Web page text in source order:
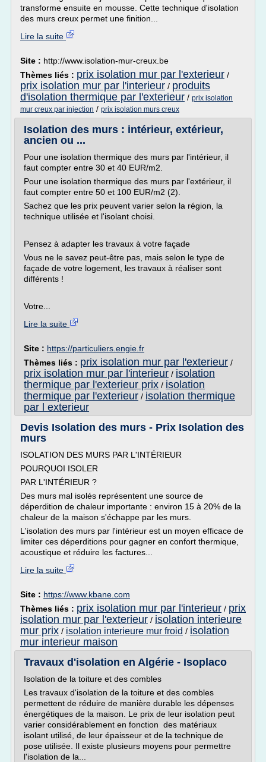
transforme ensuite en mousse. Cette technique d'isolation
des murs creux permet une finition...
Lire la suite
Site : http://www.isolation-mur-creux.be
Thèmes liés : prix isolation mur par l'exterieur /
prix isolation mur par l'interieur / produits
d'isolation thermique par l'exterieur / prix isolation
mur creux par injection / prix isolation murs creux
Isolation des murs : intérieur, extérieur,
ancien ou ...
Pour une isolation thermique des murs par l'intérieur, il
faut compter entre 30 et 40 EUR/m2.
Pour une isolation thermique des murs par l'extérieur, il
faut compter entre 50 et 100 EUR/m2 (2).
Sachez que les prix peuvent varier selon la région, la
technique utilisée et l'isolant choisi.
Pensez à adapter les travaux à votre façade
Vous ne le savez peut-être pas, mais selon le type de
façade de votre logement, les travaux à réaliser sont
différents !
Votre...
Lire la suite
Site : https://particuliers.engie.fr
Thèmes liés : prix isolation mur par l'exterieur /
prix isolation mur par l'interieur / isolation
thermique par l'exterieur prix / isolation
thermique par l'exterieur / isolation thermique
par l exterieur
Devis Isolation des murs - Prix Isolation des
murs
ISOLATION DES MURS PAR L'INTÉRIEUR
POURQUOI ISOLER
PAR L'INTÉRIEUR ?
Des murs mal isolés représentent une source de
déperdition de chaleur importante : environ 15 à 20% de la
chaleur de la maison s'échappe par les murs.
L'isolation des murs par l'intérieur est un moyen efficace de
limiter ces déperditions pour gagner en confort thermique,
acoustique et réduire les factures...
Lire la suite
Site : https://www.kbane.com
Thèmes liés : prix isolation mur par l'interieur / prix
isolation mur par l'exterieur / isolation interieure
mur prix / isolation interieure mur froid / isolation
mur interieur maison
Travaux d'isolation en Algérie - Isoplaco
Isolation de la toiture et des combles
Les travaux d'isolation de la toiture et des combles
permettent de réduire de manière durable les dépenses
énergétiques de la maison. Le prix de leur isolation peut
varier considérablement en fonction des matériaux
isolant utilisé, de leur épaisseur et de la technique de
pose utilisée. Il existe plusieurs moyens pour permettre
l'isolation de la...